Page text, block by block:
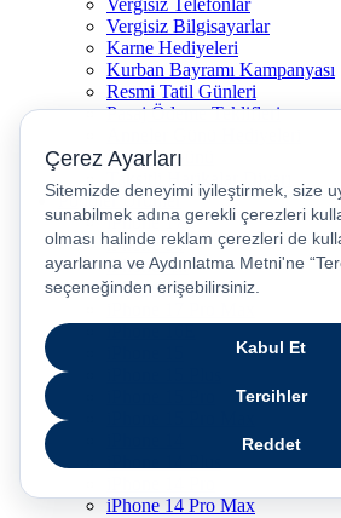
Vergisiz Telefonlar
Vergisiz Bilgisayarlar
Karne Hediyeleri
Kurban Bayramı Kampanyası
Resmi Tatil Günleri
Pasaj Ödeme Teklifleri
Babalar Günü
Popüler Ürünler
iPhone 17
iPhone 16
iPhone Air
iPhone 16 Pro Max
iPhone 14 Pro Max